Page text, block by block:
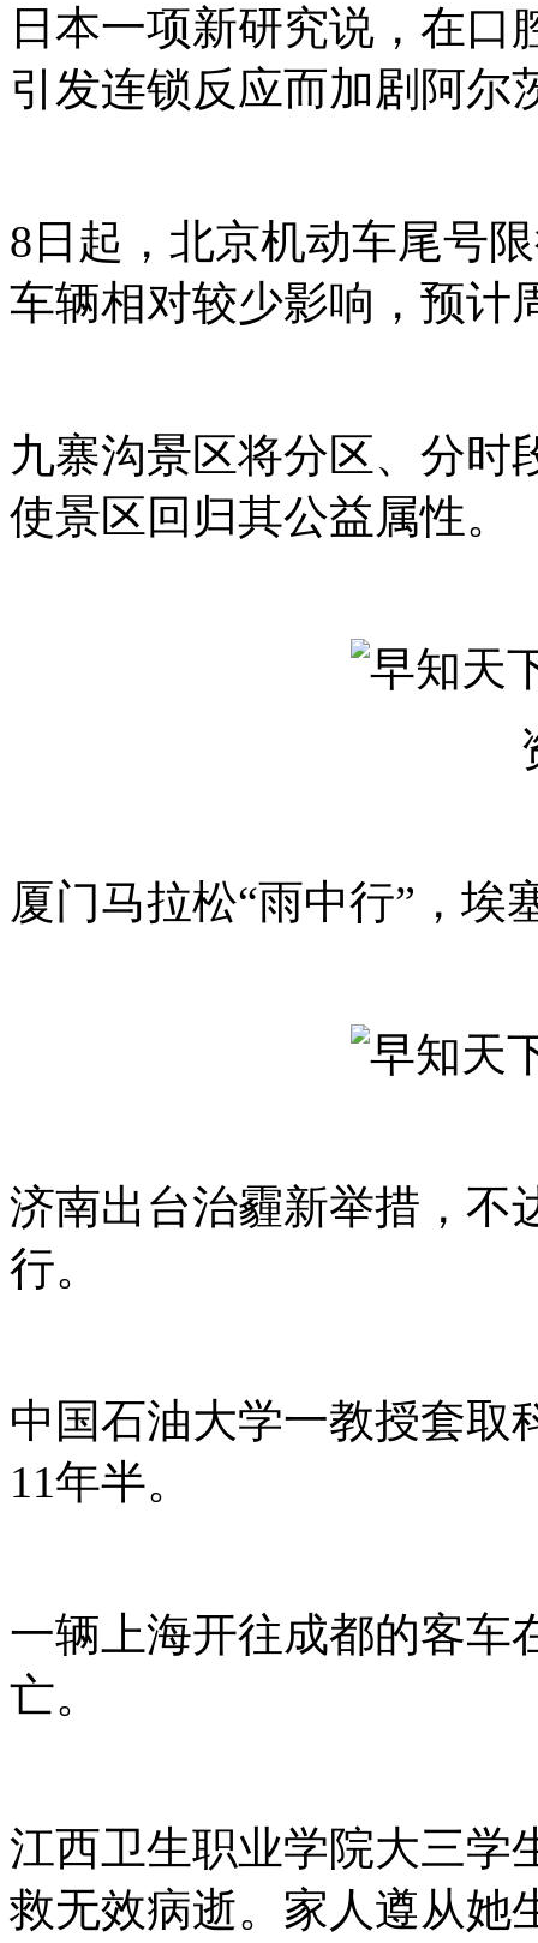
日本一项新研究说，在
引发连锁反应而加剧阿尔
8日起，北京机动车尾号
车辆相对较少影响，预计
九寨沟景区将分区、分时
使景区回归其公益属性。
厦门马拉松“雨中行”，埃
济南出台治霾新举措，
行。
中国石油大学一教授套取
11年半。
一辆上海开往成都的客车
亡。
江西卫生职业学院大三学
救无效病逝。家人遵从她